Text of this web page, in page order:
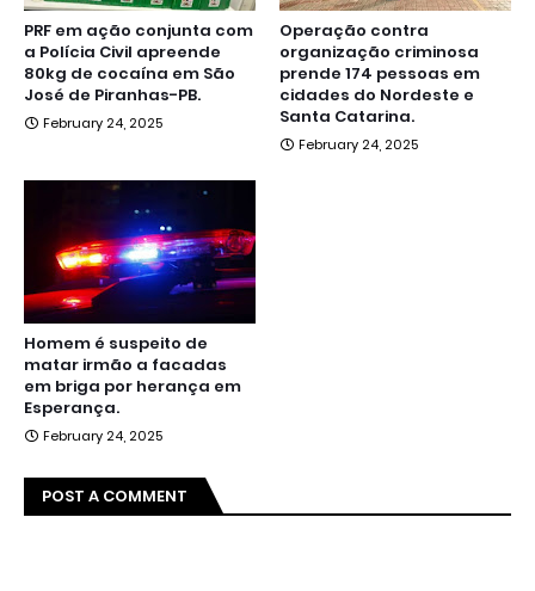
PRF em ação conjunta com
a Polícia Civil apreende
80kg de cocaína em São
José de Piranhas-PB.
February 24, 2025
Operação contra
organização criminosa
prende 174 pessoas em
cidades do Nordeste e
Santa Catarina.
February 24, 2025
Homem é suspeito de
matar irmão a facadas
em briga por herança em
Esperança.
February 24, 2025
POST A COMMENT